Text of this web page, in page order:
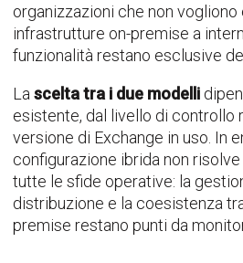
organizzazioni che non vogliono
infrastrutture on-premise a
funzionalità restano esclusive
La scelta tra i due modelli
esistente, dal livello di controllo
versione di Exchange in uso. In
configurazione ibrida non
tutte le sfide operative: la
distribuzione e la coesistenza
premise restano punti da